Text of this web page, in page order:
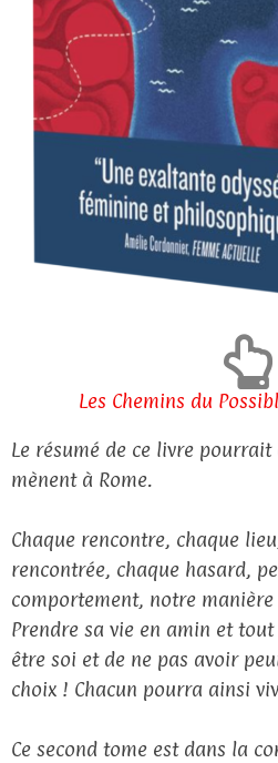
Les Chemins du
Le résumé de ce livre
mènent à Rome.
Chaque rencontre, chaque
rencontrée, chaque hasard,
comportement, notre manière
Prendre sa vie en amin et
être soi et de ne pas avoir
choix ! Chacun pourra ainsi
Ce second tome est dans la